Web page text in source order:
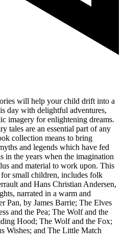
will help your child drift into a
day with delightful adventures,
imagery for enlightening dreams.
tales are an essential part of any
collection means to bring
and legends which have fed
in the years when the imagination
and material to work upon. This
small children, includes folk
and Hans Christian Andersen,
narrated in a warm and
Pan, by James Barrie; The Elves
and the Pea; The Wolf and the
Hood; The Wolf and the Fox;
Wishes; and The Little Match